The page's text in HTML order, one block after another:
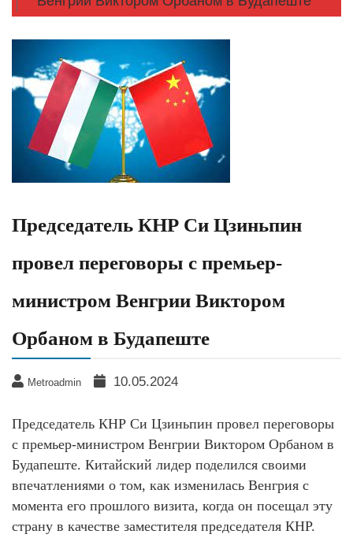
Председатель КНР Си Цзиньпин
провел переговоры с премьер-
министром Венгрии Виктором
Орбаном в Будапеште
Metroadmin 10.05.2024
Председатель КНР Си Цзиньпин провел переговоры
с премьер-министром Венгрии Виктором Орбаном в
Будапеште. Китайский лидер поделился своими
впечатлениями о том, как изменилась Венгрия с
момента его прошлого визита, когда он посещал эту
страну в качестве заместителя председателя КНР.